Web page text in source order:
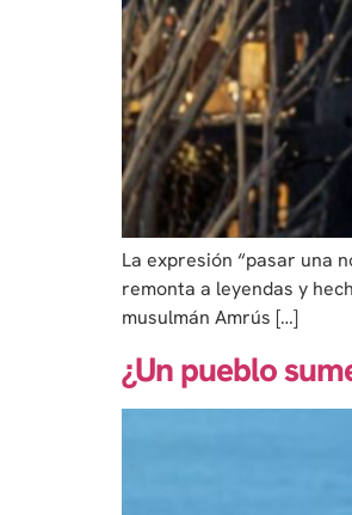
La expresión “pasar una
remonta a leyendas y
musulmán Amrús […]
¿Un pueblo